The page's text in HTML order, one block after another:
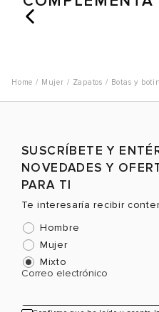
38 7.5
40 9
Color
Mujer Zapatos Botas y
SUSCRÍBETE Y
NOVEDADES Y
PARA TI
Te interesaría recibir
Hombre
Mujer
Mixto
Correo electrónico